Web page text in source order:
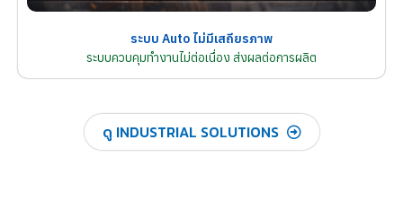
ระบบ Auto ไม่มีเสถียรภาพ
ระบบควบคุมทำงานไม่ต่อเนื่อง ส่งผลต่อการผลิต
ดู INDUSTRIAL SOLUTIONS